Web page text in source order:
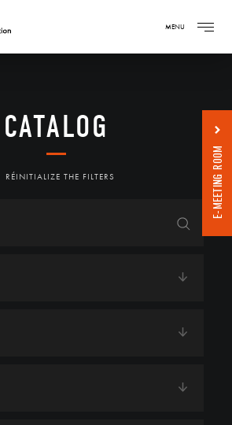
MENU
CATALOG
RÉINITIALIZE THE FILTERS E-MEETING ROOM